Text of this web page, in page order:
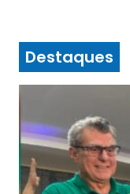
Destaques